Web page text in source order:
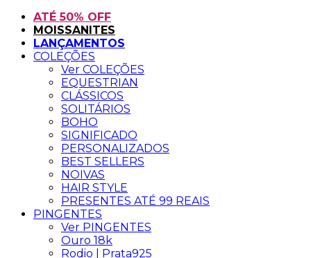
ATÉ 50% OFF
MOISSANITES
LANÇAMENTOS
COLEÇÕES
Ver COLEÇÕES
EQUESTRIAN
CLÁSSICOS
SOLITÁRIOS
BOHO
SIGNIFICADO
PERSONALIZADOS
BEST SELLERS
NOIVAS
HAIR STYLE
PRESENTES ATÉ 99 REAIS
PINGENTES
Ver PINGENTES
Ouro 18k
Rodio | Prata925